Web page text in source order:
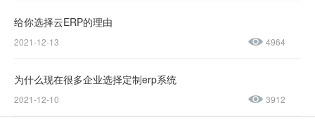
给你选择云ERP的理由
2021-12-13 4964
为什么现在很多企业选择定制erp系统
2021-12-10 3912